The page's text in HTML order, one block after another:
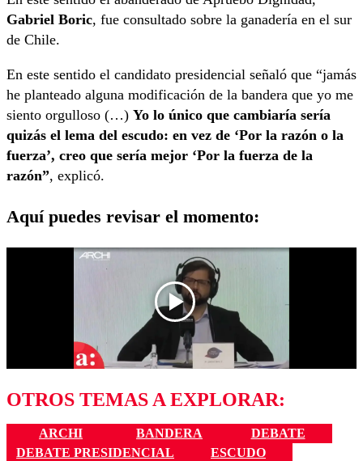
Gabriel Boric, fue consultado sobre la ganadería en el sur
de Chile.
En este sentido el candidato presidencial señaló que “jamás
he planteado alguna modificación de la bandera que yo me
siento orgulloso (…) Yo lo único que cambiaría sería
quizás el lema del escudo: en vez de ‘Por la razón o la
fuerza’, creo que sería mejor ‘Por la fuerza de la
razón”, explicó.
Aquí puedes revisar el momento:
OTROS TEMAS A EXPLORAR:
ARCHI BANDERA
DEBATE
DEBATE PRESIDENCIAL
ESCUDO